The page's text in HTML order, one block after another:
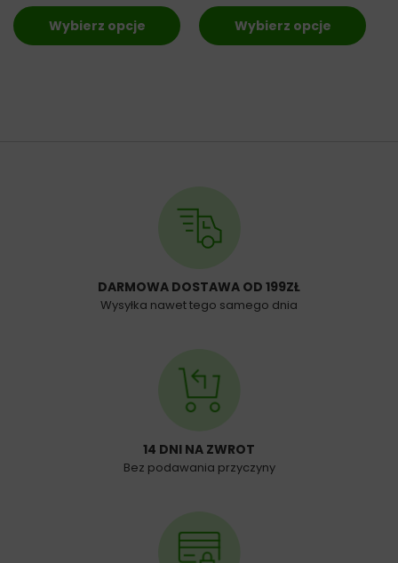
Wybierz opcje Wybierz opcje
DARMOWA DOSTAWA OD 199ZŁ
Wysyłka nawet tego samego dnia
14 DNI NA ZWROT
Bez podawania przyczyny